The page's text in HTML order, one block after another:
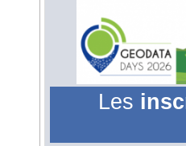
Les